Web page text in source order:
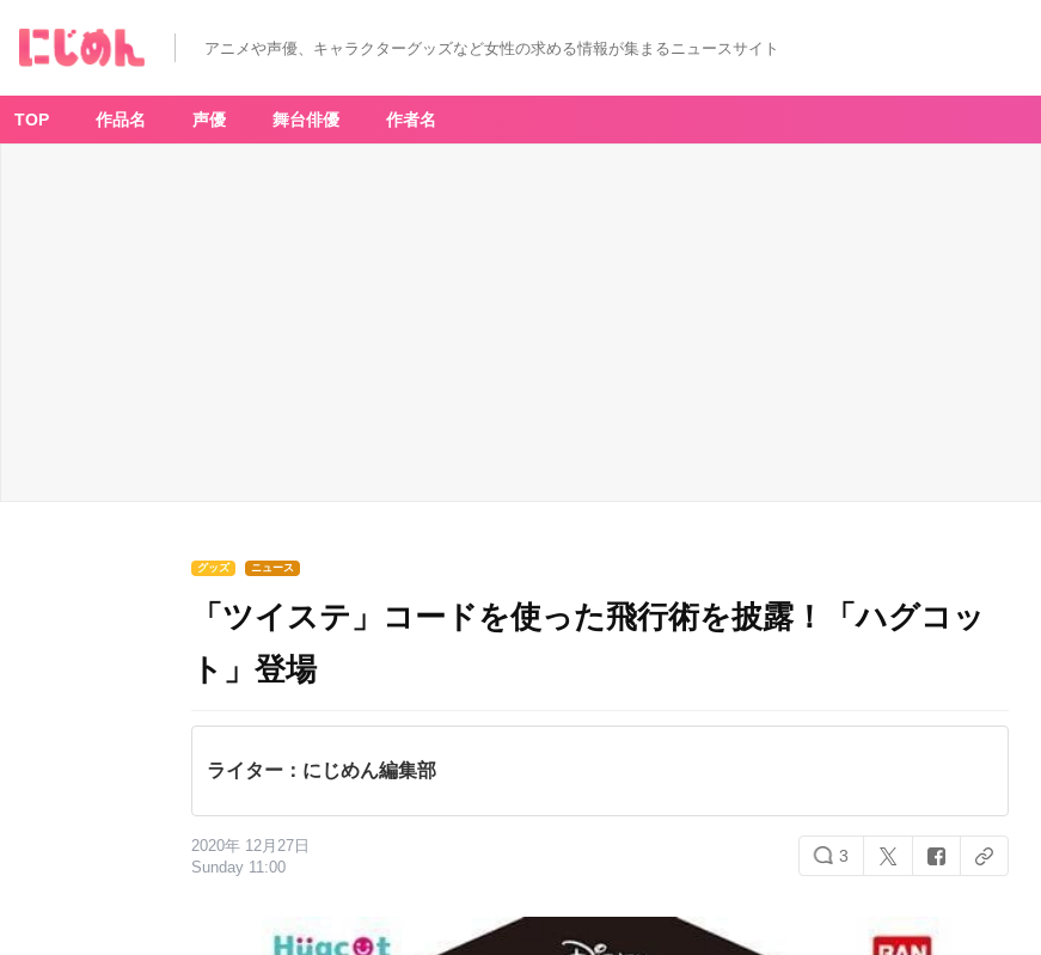
アニメや声優、キャラクターグッズなど女性の求める情報が集まるニュースサイト
TOP 作品名 声優 舞台俳優 作者名
グッズ ニュース
「ツイステ」コードを使った飛行術を披露！「ハグコッ
ト」登場
ライター：にじめん編集部
2020年 12月27日
Sunday 11:00
3